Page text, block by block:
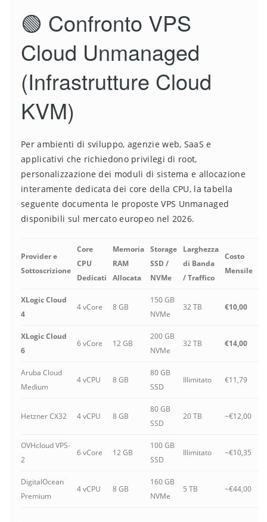
🟢 Confronto VPS
Cloud Unmanaged
(Infrastrutture Cloud
KVM)
Per ambienti di sviluppo, agenzie web, SaaS e
applicativi che richiedono privilegi di root,
personalizzazione dei moduli di sistema e allocazione
interamente dedicata dei core della CPU, la tabella
seguente documenta le proposte VPS Unmanaged
disponibili sul mercato europeo nel 2026.
Provider e
Sottoscrizione
Core
CPU
Dedicati
Memoria
RAM
Allocata
Storage
SSD /
NVMe
Larghezza
di Banda
/ Traffico
Costo
Mensile
XLogic Cloud
4
4 vCore 8 GB
150 GB
NVMe
32 TB €10,00
XLogic Cloud
6
6 vCore 12 GB
200 GB
NVMe
32 TB €14,00
Aruba Cloud
Medium
4 vCPU 8 GB
80 GB
SSD
Illimitato €11,79
Hetzner CX32 4 vCPU 8 GB
80 GB
SSD
20 TB ~€12,00
OVHcloud VPS-
2
6 vCore 12 GB
100 GB
SSD
Illimitato ~€10,35
DigitalOcean
Premium
4 vCPU 8 GB
160 GB
NVMe
5 TB ~€44,00